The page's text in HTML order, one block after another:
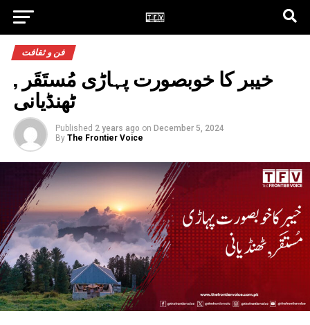
فن و ثقافت
خیبر کا خوبصورت پہاڑی مُستَقَر ,
ٹھنڈیانی
Published 2 years ago on December 5, 2024
By The Frontier Voice